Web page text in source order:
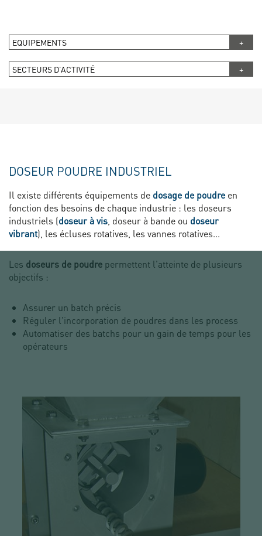
EQUIPEMENTS
SECTEURS D’ACTIVITÉ
DOSEUR POUDRE INDUSTRIEL
Il existe différents équipements de dosage de poudre en
fonction des besoins de chaque industrie : les doseurs
industriels (doseur à vis , doseur à bande ou doseur
vibrant), les écluses rotatives, les vannes rotatives...
Les doseurs de poudre permettent l'atteinte de plusieurs
objectifs :
Assurer un batch précis
Réguler l'incorporation de poudres dans les process
Automatiser des batchs pour un gain de temps pour les
opérateurs